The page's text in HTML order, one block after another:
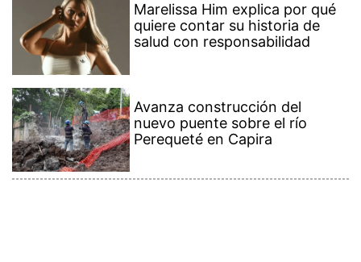
Marelissa Him explica por qué
quiere contar su historia de
salud con responsabilidad
Avanza construcción del
nuevo puente sobre el río
Perequeté en Capira